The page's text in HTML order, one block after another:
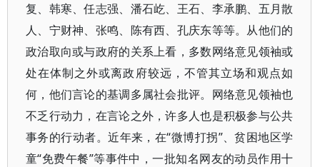
复、韩寒、任志强、潘石屹、王石、李承鹏、五月散
人、宁财神、张鸣、陈有西、孔庆东等等。从他们的
政治取向或与政府的关系上看，多数网络意见领袖或
处在体制之外或离政府较远，不管其立场和观点如
何，他们言论的基调多属社会批评。网络意见领袖也
不乏行动力，在言论之外，许多人也是积极参与公共
事务的行动者。近年来，在“微博打拐”、贫困地区学
童“免费午餐”等事件中，一批知名网友的动员作用十